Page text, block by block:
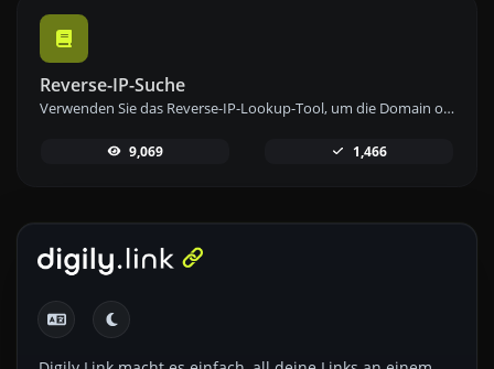
Reverse-IP-Suche
Verwenden Sie das Reverse-IP-Lookup-Tool, um die Domain oder den Host zu finden, der mit einer IP-Adresse verknüpft ist, schnell und einfach.
9,069 1,466